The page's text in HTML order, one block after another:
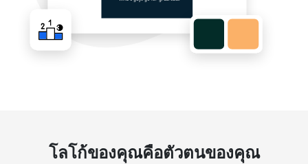
โลโก้ของคุณคือตัวตนของคุณ